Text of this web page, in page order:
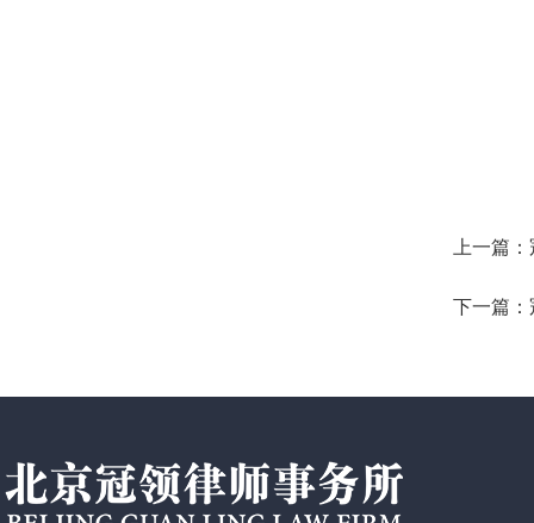
上一篇
下一篇：